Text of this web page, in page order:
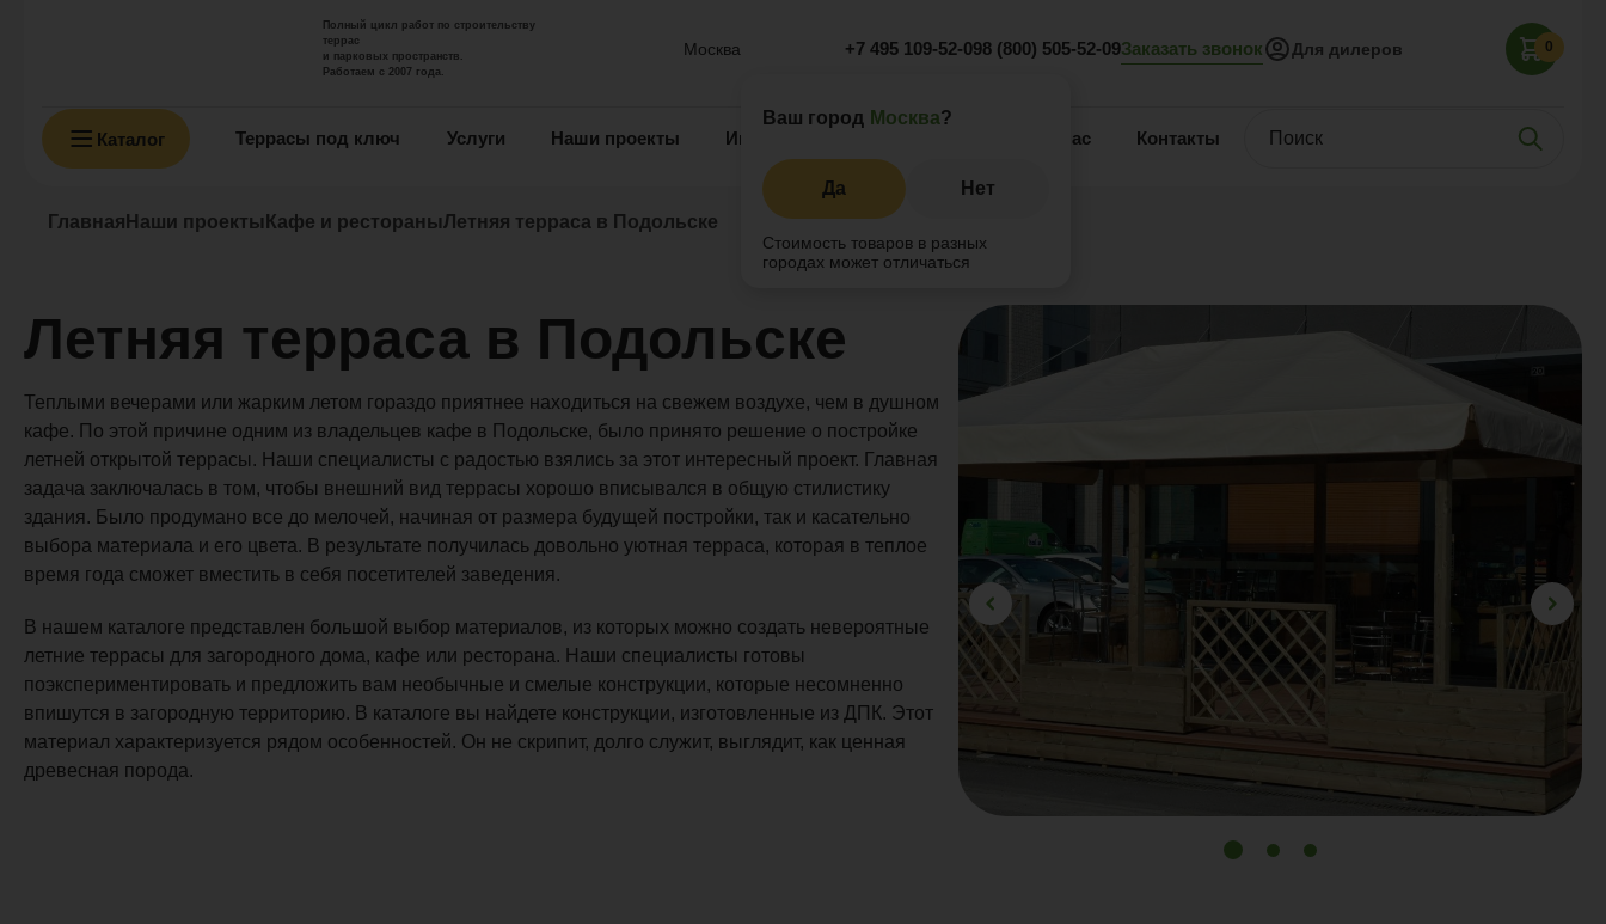
Полный цикл работ по строительству
террас
и парковых пространств.
Работаем с 2007 года.
Москва
Ваш город Москва?
Да Нет
Стоимость товаров в разных
городах может отличаться
+7 495 109-52-098 (800) 505-52-09Заказать звонок Для дилеров 0
Каталог Террасы под ключ Услуги Наши проекты Информация О нас Контакты
Главная Наши проекты Кафе и рестораныЛетняя терраса в Подольске
Летняя терраса в Подольске
Теплыми вечерами или жарким летом гораздо приятнее находиться на свежем воздухе, чем в душном
кафе. По этой причине одним из владельцев кафе в Подольске, было принято решение о постройке
летней открытой террасы. Наши специалисты с радостью взялись за этот интересный проект. Главная
задача заключалась в том, чтобы внешний вид террасы хорошо вписывался в общую стилистику
здания. Было продумано все до мелочей, начиная от размера будущей постройки, так и касательно
выбора материала и его цвета. В результате получилась довольно уютная терраса, которая в теплое
время года сможет вместить в себя посетителей заведения.
В нашем каталоге представлен большой выбор материалов, из которых можно создать невероятные
летние террасы для загородного дома, кафе или ресторана. Наши специалисты готовы
поэкспериментировать и предложить вам необычные и смелые конструкции, которые несомненно
впишутся в загородную территорию. В каталоге вы найдете конструкции, изготовленные из ДПК. Этот
материал характеризуется рядом особенностей. Он не скрипит, долго служит, выглядит, как ценная
древесная порода.